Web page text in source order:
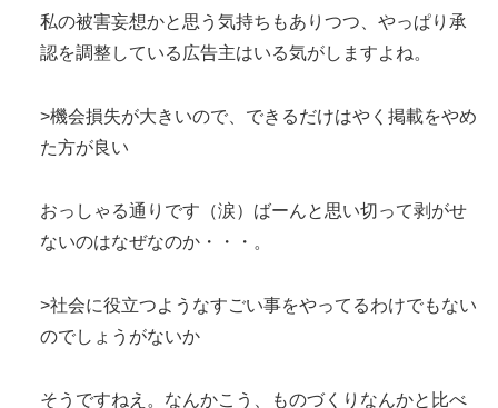
私の被害妄想かと思う気持ちもありつつ、やっぱり承
認を調整している広告主はいる気がしますよね。
>機会損失が大きいので、できるだけはやく掲載をやめ
た方が良い
おっしゃる通りです（涙）ばーんと思い切って剥がせ
ないのはなぜなのか・・・。
>社会に役立つようなすごい事をやってるわけでもない
のでしょうがないか
そうですねえ。なんかこう、ものづくりなんかと比べ